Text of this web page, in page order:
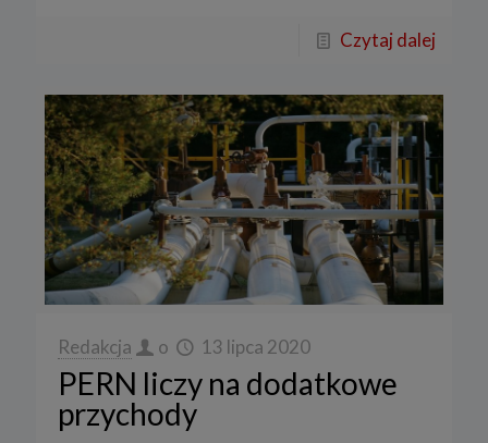
Czytaj dalej
Redakcja o 13 lipca 2020
PERN liczy na dodatkowe
przychody